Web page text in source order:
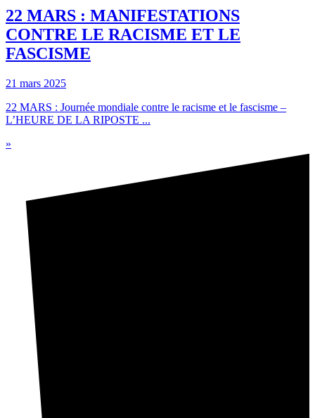
22 MARS : MANIFESTATIONS
CONTRE LE RACISME ET LE
FASCISME
21 mars 2025
22 MARS : Journée mondiale contre le racisme et le fascisme –
L’HEURE DE LA RIPOSTE ...
»